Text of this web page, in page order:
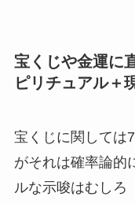
宝くじや金運に
ピリチュアル＋
宝くじに関しては
がそれは確率論的
ルな示唆はむしろ